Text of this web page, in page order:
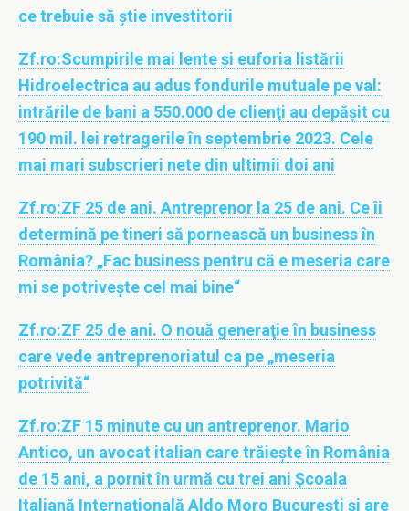
ce trebuie să ştie investitorii
Zf.ro:Scumpirile mai lente şi euforia listării
Hidroelectrica au adus fondurile mutuale pe val:
intrările de bani a 550.000 de clienţi au depăşit cu
190 mil. lei retragerile în septembrie 2023. Cele
mai mari subscrieri nete din ultimii doi ani
Zf.ro:ZF 25 de ani. Antreprenor la 25 de ani. Ce îi
determină pe tineri să pornească un business în
România? „Fac business pentru că e meseria care
mi se potriveşte cel mai bine“
Zf.ro:ZF 25 de ani. O nouă generaţie în business
care vede antreprenoriatul ca pe „meseria
potrivită“
Zf.ro:ZF 15 minute cu un antreprenor. Mario
Antico, un avocat italian care trăieşte în România
de 15 ani, a pornit în urmă cu trei ani Şcoala
Italiană Internaţională Aldo Moro Bucureşti şi are